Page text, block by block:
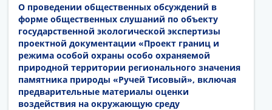
Муниципальное имущество
Публичные слушания и общественные обсуждения
Документы
О проведении общественных обсуждений в
форме общественных слушаний по объекту
государственной экологической экспертизы
проектной документации «Проект границ и
режима особой охраны особо охраняемой
природной территории регионального значения
памятника природы «Ручей Тисовый», включая
предварительные материалы оценки
воздействия на окружающую среду